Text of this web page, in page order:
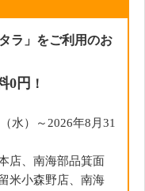
ラ」をご利用のお
0円 ！
水）～2026年8月31
店、南海部品箕面
米小森野店、南海